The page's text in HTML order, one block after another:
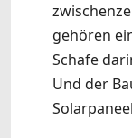
gehören
Schafe
Und der